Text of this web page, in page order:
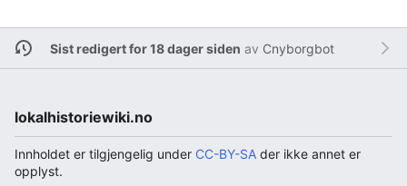
Sist redigert for 18 dager siden av Cnyborgbot
lokalhistoriewiki.no
Innholdet er tilgjengelig under CC-BY-SA der ikke annet er
opplyst.